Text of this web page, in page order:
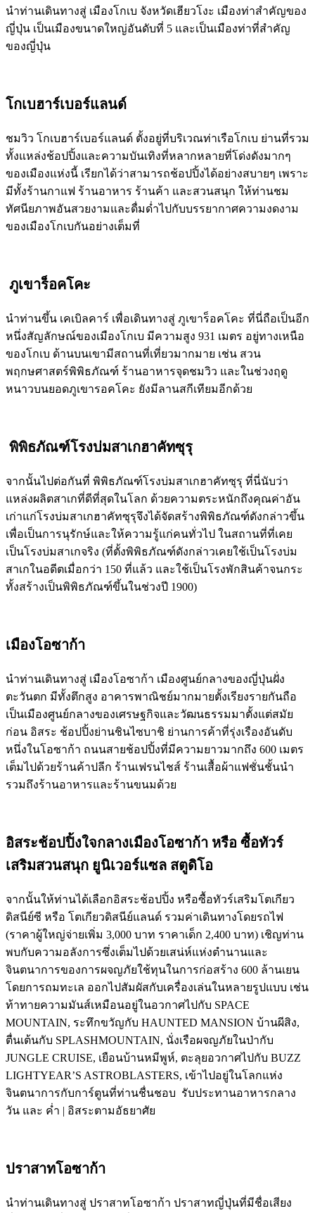
นำท่านเดินทางสู่ เมืองโกเบ จังหวัดเฮียวโงะ เมืองท่าสำคัญของ
ญี่ปุ่น เป็นเมืองขนาดใหญ่อันดับที่ 5 และเป็นเมืองท่าที่สำคัญ
ของญี่ปุ่น
โกเบฮาร์เบอร์แลนด์
ชมวิว โกเบฮาร์เบอร์แลนด์ ตั้งอยู่ที่บริเวณท่าเรือโกเบ ย่านที่รวม
ทั้งแหล่งช้อปปิ้งและความบันเทิงที่หลากหลายที่โด่งดังมากๆ
ของเมืองแห่งนี้ เรียกได้ว่าสามารถช้อปปิ้งได้อย่างสบายๆ เพราะ
มีทั้งร้านกาแฟ ร้านอาหาร ร้านค้า และสวนสนุก ให้ท่านชม
ทัศนียภาพอันสวยงามและดื่มด่ำไปกับบรรยากาศความงดงาม
ของเมืองโกเบกันอย่างเต็มที่
ภูเขาร็อคโคะ
นำท่านขึ้น เคเบิลคาร์ เพื่อเดินทางสู่ ภูเขาร็อคโคะ ที่นี่ถือเป็นอีก
หนึ่งสัญลักษณ์ของเมืองโกเบ มีความสูง 931 เมตร อยู่ทางเหนือ
ของโกเบ ด้านบนเขามีสถานที่เที่ยวมากมาย เช่น สวน
พฤกษศาสตร์พิพิธภัณฑ์ ร้านอาหารจุดชมวิว และในช่วงฤดู
หนาวบนยอดภูเขารอคโคะ ยังมีลานสกีเทียมอีกด้วย
พิพิธภัณฑ์โรงบ่มสาเกฮาคัทซุรุ
จากนั้นไปต่อกันที่ พิพิธภัณฑ์โรงบ่มสาเกฮาคัทซุรุ ที่นี่นับว่า
แหล่งผลิตสาเกที่ดีที่สุดในโลก ด้วยความตระหนักถึงคุณค่าอัน
เก่าแก่โรงบ่มสาเกฮาคัทซุรุจึงได้จัดสร้างพิพิธภัณฑ์ดังกล่าวขึ้น
เพื่อเป็นการนุรักษ์และให้ความรู้แก่คนทั่วไป ในสถานที่ที่เคย
เป็นโรงบ่มสาเกจริง (ที่ตั้งพิพิธภัณฑ์ดังกล่าวเคยใช้เป็นโรงบ่ม
สาเกในอดีตเมื่อกว่า 150 ที่แล้ว และใช้เป็นโรงพักสินค้าจนกระ
ทั้งสร้างเป็นพิพิธภัณฑ์ขึ้นในช่วงปี 1900)
เมืองโอซาก้า
นำท่านเดินทางสู่ เมืองโอซาก้า เมืองศูนย์กลางของญี่ปุ่นฝั่ง
ตะวันตก มีทั้งตึกสูง อาคารพาณิชย์มากมายตั้งเรียงรายกันถือ
เป็นเมืองศูนย์กลางของเศรษฐกิจและวัฒนธรรมมาตั้งแต่สมัย
ก่อน อิสระ ช้อปปิ้งย่านชินไซบาชิ ย่านการค้าที่รุ่งเรืองอันดับ
หนึ่งในโอซาก้า ถนนสายช้อปปิ้งที่มีความยาวมากถึง 600 เมตร
เต็มไปด้วยร้านค้าปลีก ร้านเฟรนไชส์ ร้านเสื้อผ้าแฟชั่นชั้นนำ
รวมถึงร้านอาหารและร้านขนมด้วย
อิสระช้อปปิ้งใจกลางเมืองโอซาก้า หรือ ซื้อทัวร์
เสริมสวนสนุก ยูนิเวอร์แซล สตูดิโอ
จากนั้นให้ท่านได้เลือกอิสระช้อปปิ้ง หรือซื้อทัวร์เสริมโตเกียว
ดิสนีย์ซี หรือ โตเกียวดิสนีย์แลนด์ รวมค่าเดินทางโดยรถไฟ
(ราคาผู้ใหญ่จ่ายเพิ่ม 3,000 บาท ราคาเด็ก 2,400 บาท) เชิญท่าน
พบกับความอลังการซึ่งเต็มไปด้วยเสน่ห์แห่งตำนานและ
จินตนาการของการผจญภัยใช้ทุนในการก่อสร้าง 600 ล้านเยน
โดยการถมทะเล ออกไปสัมผัสกับเครื่องเล่นในหลายรูปแบบ เช่น
ท้าทายความมันส์เหมือนอยู่ในอวกาศไปกับ SPACE
MOUNTAIN, ระทึกขวัญกับ HAUNTED MANSION บ้านผีสิง,
ตื่นเต้นกับ SPLASHMOUNTAIN, นั่งเรือผจญภัยในป่ากับ
JUNGLE CRUISE, เยือนบ้านหมีพูห์, ตะลุยอวกาศไปกับ BUZZ
LIGHTYEAR’S ASTROBLASTERS, เข้าไปอยู่ในโลกแห่ง
จินตนาการกับการ์ตูนที่ท่านชื่นชอบ รับประทานอาหารกลาง
วัน และ ค่ำ | อิสระตามอัธยาศัย
ปราสาทโอซาก้า
นำท่านเดินทางสู่ ปราสาทโอซาก้า ปราสาทญี่ปุ่นที่มีชื่อเสียง